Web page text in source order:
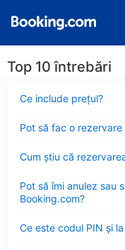
Top 10 întrebări
Ce include preţul?
închis
Pot să fac o
închis
Cum ştiu că
închis
Pot să îmi anulez sau
Booking.com?
închis
Ce este codul PIN şi
închis